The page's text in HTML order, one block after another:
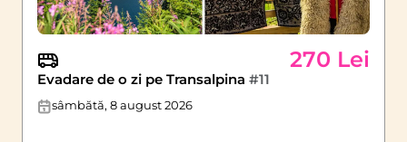
270 Lei
Evadare de o zi pe Transalpina #11
sâmbătă, 8 august 2026